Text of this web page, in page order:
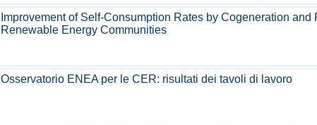
Improvement of Self-Consumption Rates by Cogeneration and
Renewable Energy Communities
Osservatorio ENEA per le CER: risultati dei tavoli di lavoro